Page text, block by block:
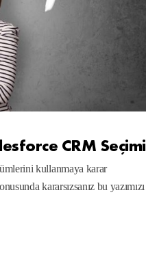
CRM Seçimi
kullanmaya karar
kararsızsanız bu yazımızı